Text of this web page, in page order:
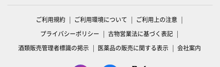
ご利用規約 ご利用環境について
ご利用上の注意
プライバシーポリシー
古物営業法に基づく表記
酒類販売管理者標識の掲示
医薬品の販売に関する表示 会社案内